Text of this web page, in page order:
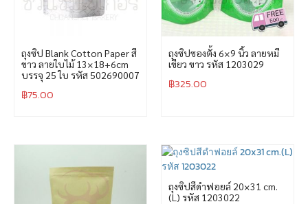
ถุงซิป Blank Cotton Paper สี
ขาว ลายใบไม้ 13×18+6cm
บรรจุ 25 ใบ รหัส 502690007
฿75.00
ถุงซิปซองตั้ง 6×9 นิ้ว ลายหมี
เขียว ขาว รหัส 1203029
฿325.00
ถุงซิปสีดำฟอยล์ 20×31 cm.
(L) รหัส 1203022